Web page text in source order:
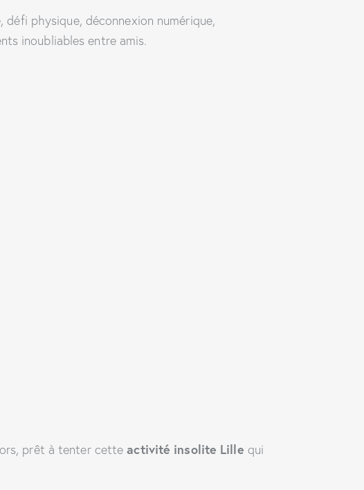
physique, déconnexion numérique,
inoubliables entre amis.
prêt à tenter cetteactivité insolite Lille qui